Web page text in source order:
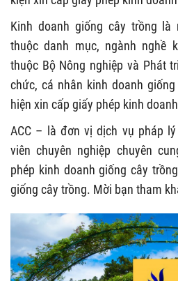
Kinh doanh giống cây trồng là
thuộc danh mục, ngành nghề
thuộc Bộ Nông nghiệp và Phát
chức, cá nhân kinh doanh
hiện xin cấp giấy phép kinh
ACC – là đơn vị dịch vụ pháp
viên chuyên nghiệp chuyên
phép kinh doanh giống cây
giống cây trồng. Mời bạn tham